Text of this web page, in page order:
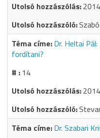
Dr. Heltai
fordítani?
14
Dr. Szabari